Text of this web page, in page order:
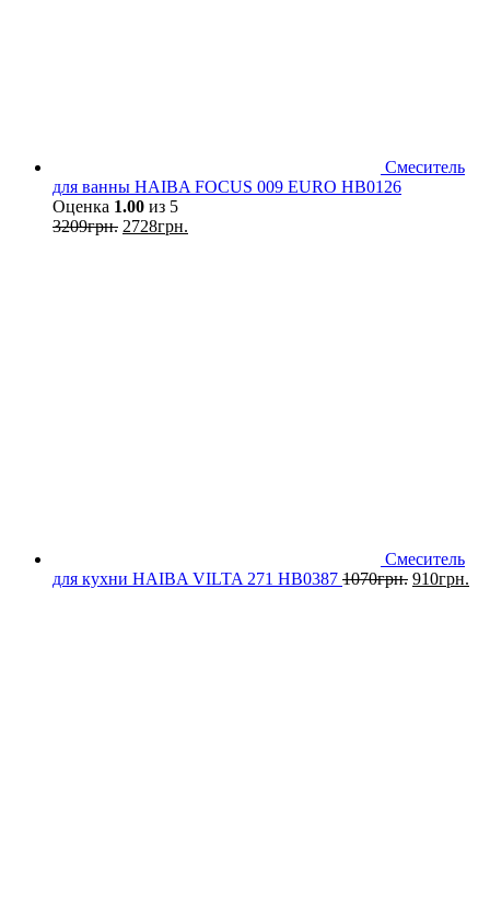
Смеситель
для ванны HAIBA FOCUS 009 EURO HB0126
Оценка 1.00 из 5
3209грн. 2728грн.
Смеситель
для кухни HAIBA VILTA 271 HB0387 1070грн. 910грн.